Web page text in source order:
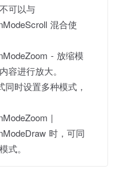
可以与
混合使
- 放缩模
容进行放大。
同时设置多种模式，
|
时，可同
式。